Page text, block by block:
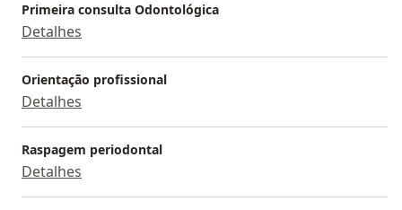
Primeira consulta Odontológica
Detalhes
Orientação profissional
Detalhes
Raspagem periodontal
Detalhes